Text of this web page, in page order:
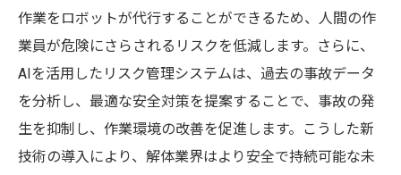
フィジカル手法が変える解体の常識
新技術導入による解体の効率化
安全性を高めるための最新手法
環境保全を視野に入れた新しい解体技術
未来の解体現場を支える手法の全貌
作業をロボットが代行することができるため、人間の作
業員が危険にさらされるリスクを低減します。さらに、
AIを活用したリスク管理システムは、過去の事故データ
を分析し、最適な安全対策を提案することで、事故の発
生を抑制し、作業環境の改善を促進します。こうした新
技術の導入により、解体業界はより安全で持続可能な未